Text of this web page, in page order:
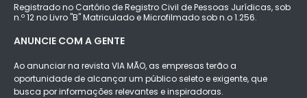
Registrado no Cartório de Registro Civil de Pessoas Jurídicas, sob
n.º 12 no Livro "B" Matriculado e Microfilmado sob n.o 1.256.
ANUNCIE COM A GENTE
Ao anunciar na revista VIA MÃO, as empresas terão a
oportunidade de alcançar um público seleto e exigente, que
busca por informações relevantes e inspiradoras.